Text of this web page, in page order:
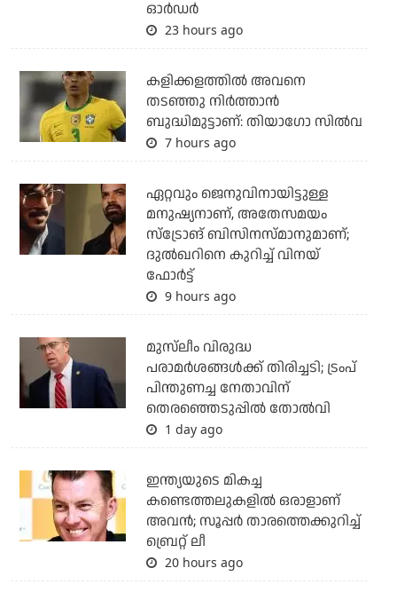
ഓര്‍ഡര്‍
23 hours ago
കളിക്കളത്തില്‍ അവനെ
തടഞ്ഞു നിര്‍ത്താന്‍
ബുദ്ധിമുട്ടാണ്: തിയാഗോ സില്‍വ
7 hours ago
ഏറ്റവും ജെനുവിനായിട്ടുള്ള
മനുഷ്യനാണ്, അതേസമയം
സ്‌ട്രോങ് ബിസിനസ്മാനുമാണ്;
ദുല്‍ഖറിനെ കുറിച്ച് വിനയ്
ഫോര്‍ട്ട്
9 hours ago
മുസ്‌ലീം വിരുദ്ധ
പരാമര്‍ശങ്ങള്‍ക്ക് തിരിച്ചടി; ട്രംപ്
പിന്തുണച്ച നേതാവിന്
തെരഞ്ഞെടുപ്പില്‍ തോല്‍വി
1 day ago
ഇന്ത്യയുടെ മികച്ച
കണ്ടെത്തലുകളില്‍ ഒരാളാണ്
അവന്‍; സൂപ്പര്‍ താരത്തെക്കുറിച്ച്
ബ്രെറ്റ് ലീ
20 hours ago